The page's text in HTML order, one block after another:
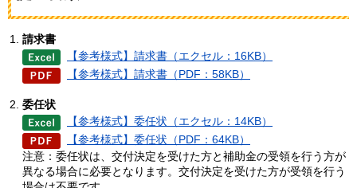
請求書
【参考様式】請求書（エクセル：16KB）
【参考様式】請求書（PDF：58KB）
委任状
【参考様式】委任状（エクセル：14KB）
【参考様式】委任状（PDF：64KB）
注意：委任状は、交付決定を受けた方と補助金の受領を行う方が
異なる場合に必要となります。交付決定を受けた方が受領を行う